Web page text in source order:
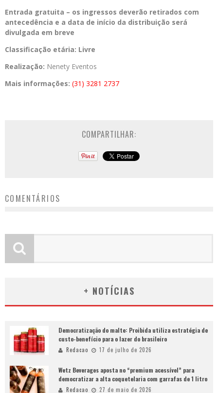
Entrada gratuita – os ingressos deverão retirados com
antecedência e a data de início da distribuição será
divulgada em breve
Classificação etária: Livre
Realização: Nenety Eventos
Mais informações: (31) 3281 2737
COMPARTILHAR:
COMENTÁRIOS
+ NOTÍCIAS
Democratização do malte: Proibida utiliza estratégia de
custo-benefício para o lazer do brasileiro
Redacao 17 de julho de 2026
Wetz Beverages aposta no “premium acessível” para
democratizar a alta coquetelaria com garrafas de 1 litro
Redacao 27 de maio de 2026